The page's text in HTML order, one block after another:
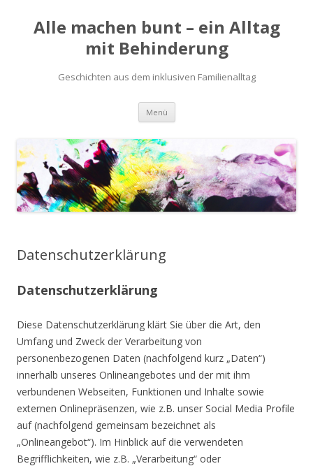
Alle machen bunt – ein Alltag
mit Behinderung
Geschichten aus dem inklusiven Familienalltag
Menü Zum
springen
Datenschutzerklärung
Datenschutzerklärung
Diese Datenschutzerklärung klärt Sie über die Art, den
Umfang und Zweck der Verarbeitung von
personenbezogenen Daten (nachfolgend kurz „Daten“)
innerhalb unseres Onlineangebotes und der mit ihm
verbundenen Webseiten, Funktionen und Inhalte sowie
externen Onlinepräsenzen, wie z.B. unser Social Media Profile
auf (nachfolgend gemeinsam bezeichnet als
„Onlineangebot“). Im Hinblick auf die verwendeten
Begrifflichkeiten, wie z.B. „Verarbeitung“ oder